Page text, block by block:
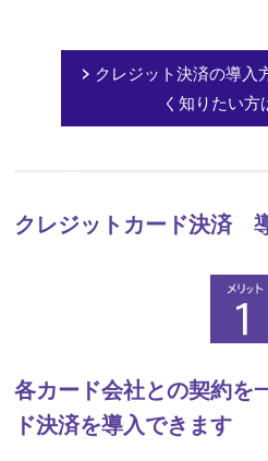
クレジット決済の導入
く知りたい方
クレジットカード決済
各カード会社との契約を
ド決済を導入できます